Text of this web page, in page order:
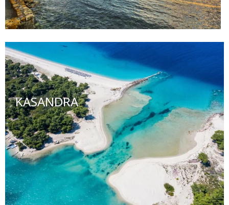
KASANDRA